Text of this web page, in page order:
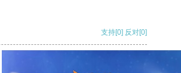
支持[0] 反对[0]